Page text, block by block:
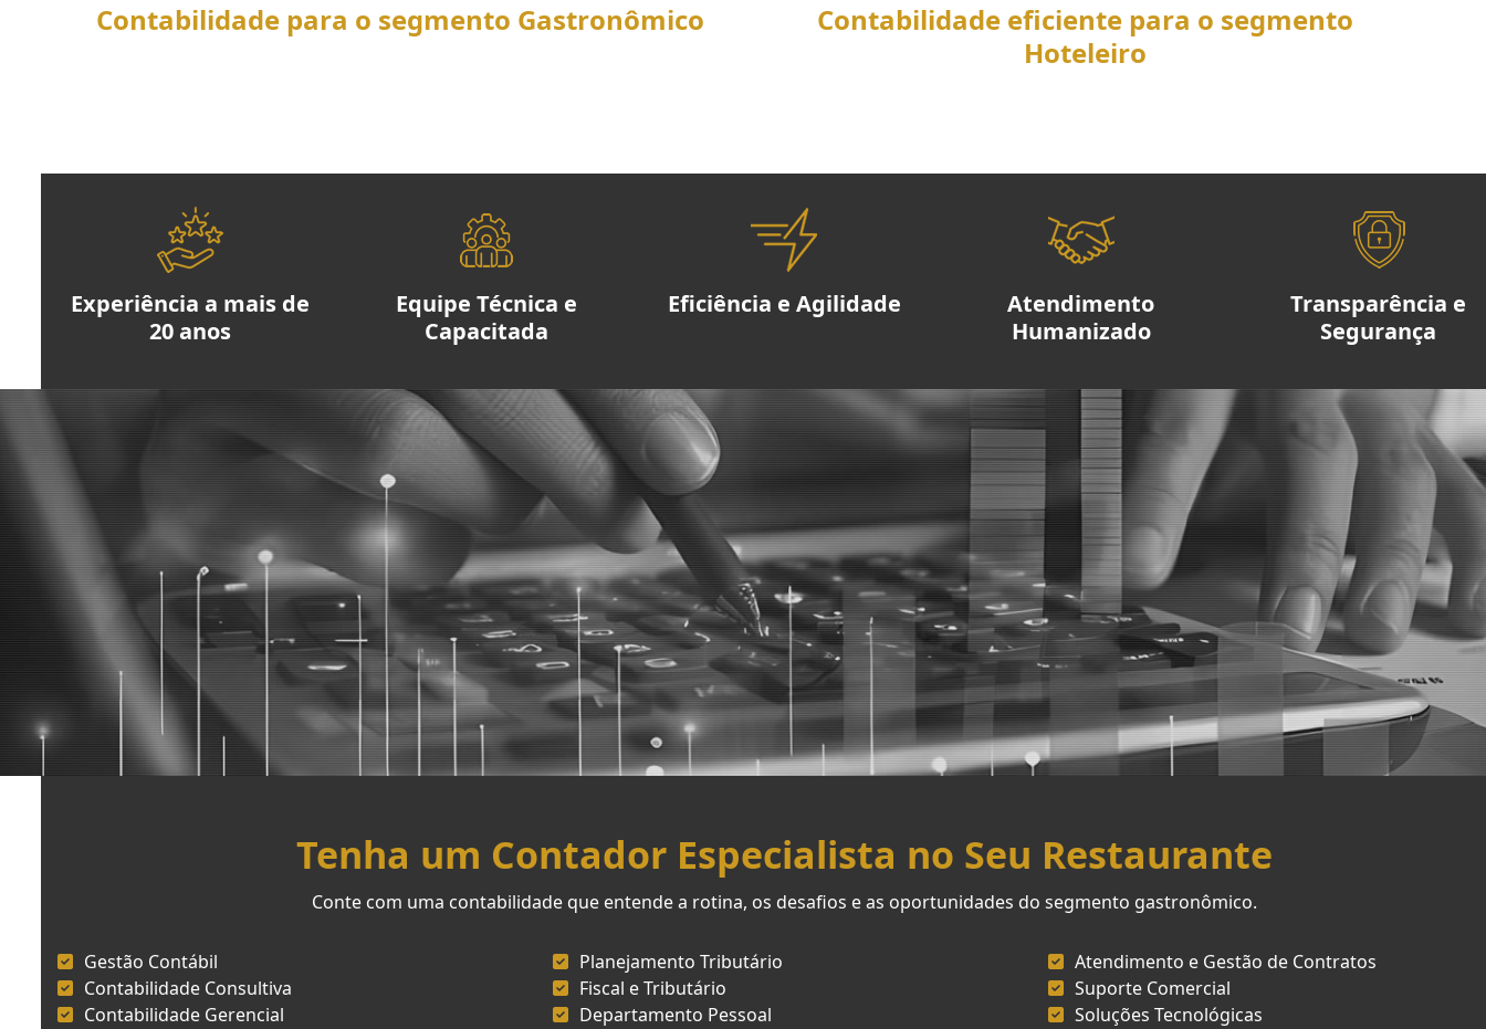
Contabilidade para o segmento Gastronômico
Contabilidade eficiente para o segmento
Hoteleiro
Experiência a mais de
20 anos
Equipe Técnica e
Capacitada
Eficiência e Agilidade
Atendimento
Humanizado
Transparência e
Segurança
Tenha um Contador Especialista no Seu Restaurante
Conte com uma contabilidade que entende a rotina, os desafios e as oportunidades do segmento gastronômico.
Gestão Contábil
Contabilidade Consultiva
Contabilidade Gerencial
Planejamento Tributário
Fiscal e Tributário
Departamento Pessoal
Atendimento e Gestão de Contratos
Suporte Comercial
Soluções Tecnológicas